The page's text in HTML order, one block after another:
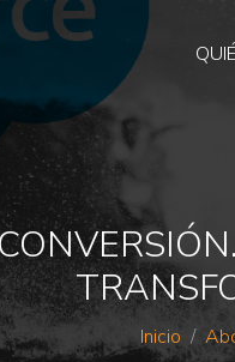
Inicio